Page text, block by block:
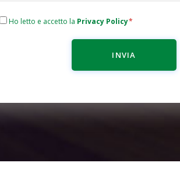
Ho letto e accetto la Privacy Policy